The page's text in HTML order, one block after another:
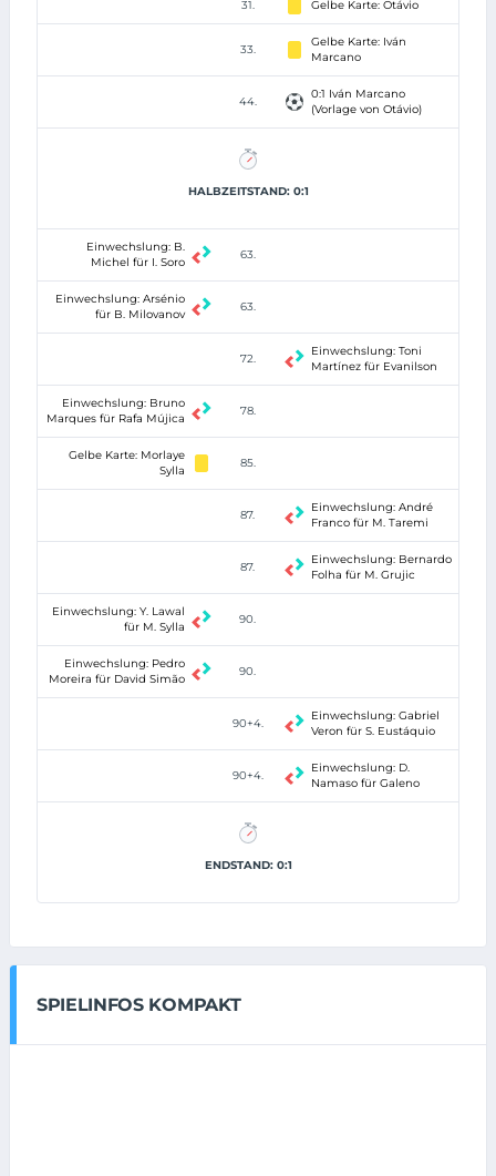
31. Gelbe Karte: Otávio
33.
Gelbe Karte: Iván
Marcano
44.
0:1 Iván Marcano
(Vorlage von Otávio)
HALBZEITSTAND: 0:1
Einwechslung: B.
Michel für I. Soro
63.
Einwechslung: Arsénio
für B. Milovanov
63.
72.
Einwechslung: Toni
Martínez für Evanilson
Einwechslung: Bruno
Marques für Rafa Mújica
78.
Gelbe Karte: Morlaye
Sylla
85.
87.
Einwechslung: André
Franco für M. Taremi
87.
Einwechslung: Bernardo
Folha für M. Grujic
Einwechslung: Y. Lawal
für M. Sylla
90.
Einwechslung: Pedro
Moreira für David Simão
90.
90+4.
Einwechslung: Gabriel
Veron für S. Eustáquio
90+4.
Einwechslung: D.
Namaso für Galeno
ENDSTAND: 0:1
SPIELINFOS KOMPAKT